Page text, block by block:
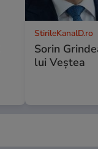
StirileKanalD.ro
Sorin
lui Veștea